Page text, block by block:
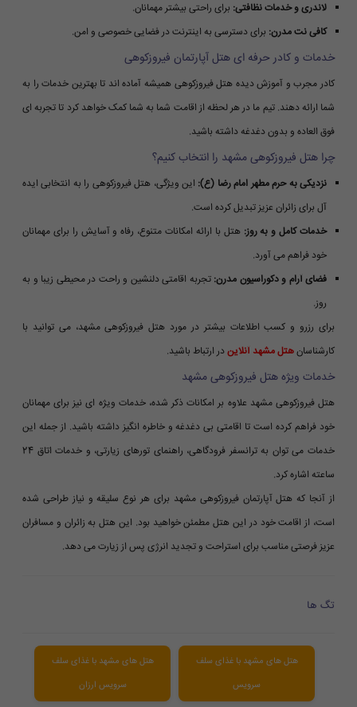
لاندری و خدمات نظافتی: برای راحتی بیشتر مهمانان.
کافی نت مدرن: برای دسترسی به اینترنت در فضایی خصوصی و امن.
خدمات و کادر حرفه ای هتل آپارتمان فیروزکوهی
کادر مجرب و آموزش دیده هتل فیروزکوهی همیشه آماده اند تا بهترین خدمات را به
شما ارائه دهند. تیم ما در هر لحظه از اقامت شما به شما کمک خواهد کرد تا تجربه ای
فوق العاده و بدون دغدغه داشته باشید.
چرا هتل فیروزکوهی مشهد را انتخاب کنیم؟
نزدیکی به حرم مطهر امام رضا (ع): این ویژگی، هتل فیروزکوهی را به انتخابی ایده
آل برای زائران عزیز تبدیل کرده است.
خدمات کامل و به روز: هتل با ارائه امکانات متنوع، رفاه و آسایش را برای مهمانان
خود فراهم می آورد.
فضای آرام و دکوراسیون مدرن: تجربه اقامتی دلنشین و راحت در محیطی زیبا و به
روز.
برای رزرو و کسب اطلاعات بیشتر در مورد هتل فیروزکوهی مشهد، می توانید با
کارشناسانهتل مشهد آنلایندر ارتباط باشید.
خدمات ویژه هتل فیروزکوهی مشهد
هتل فیروزکوهی مشهد علاوه بر امکانات ذکر شده، خدمات ویژه ای نیز برای مهمانان
خود فراهم کرده است تا اقامتی بی دغدغه و خاطره انگیز داشته باشید. از جمله این
خدمات می توان به ترانسفر فرودگاهی، راهنمای تورهای زیارتی، و خدمات اتاق 24
ساعته اشاره کرد.
از آنجا که هتل آپارتمان فیروزکوهی مشهد برای هر نوع سلیقه و نیاز طراحی شده
است، از اقامت خود در این هتل مطمئن خواهید بود. این هتل به زائران و مسافران
عزیز فرصتی مناسب برای استراحت و تجدید انرژی پس از زیارت می دهد.
تگ ها
هتل های مشهد با غذای سلف
سرویس
هتل های مشهد با غذای سلف
سرویس ارزان